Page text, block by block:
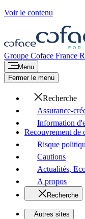
Voir le contenu
Groupe Coface France
Menu
Fermer le menu
Recherche
Assurance-
Information
Recouvrement de
Risque
Cautions
Actualités,
A propos
Recherche
Autres sites